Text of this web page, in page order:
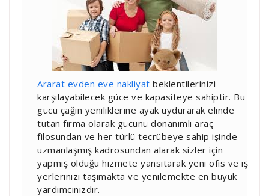
Ararat evden eve nakliyat beklentilerinizi
karşılayabilecek güce ve kapasiteye sahiptir. Bu
gücü çağın yeniliklerine ayak uydurarak elinde
tutan firma olarak gücünü donanımlı araç
filosundan ve her türlü tecrübeye sahip işinde
uzmanlaşmış kadrosundan alarak sizler için
yapmış olduğu hizmete yansıtarak yeni ofis ve iş
yerlerinizi taşımakta ve yenilemekte en büyük
yardımcınızdır.